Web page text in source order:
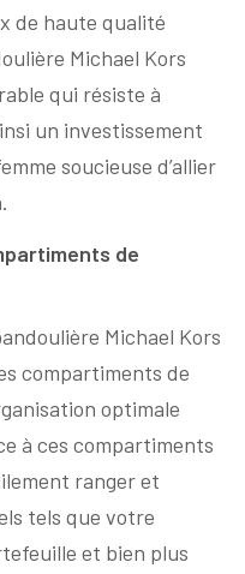
de haute qualité
Michael Kors
qui résiste à
un investissement
soucieuse d’allier
de
Michael Kors
compartiments de
optimale
à ces compartiments
ranger et
tels que votre
et bien plus